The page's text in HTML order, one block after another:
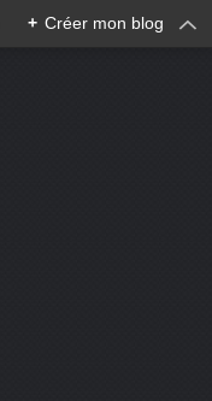
+ Créer mon blog